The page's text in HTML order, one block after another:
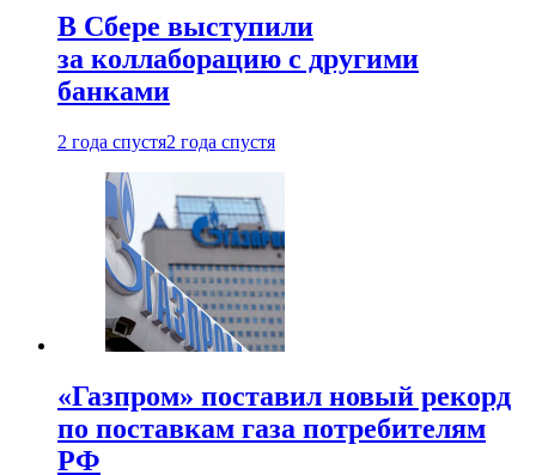
В Сбере выступили
за коллаборацию с другими
банками
2 года спустя2 года спустя
«Газпром» поставил новый рекорд
по поставкам газа потребителям
РФ